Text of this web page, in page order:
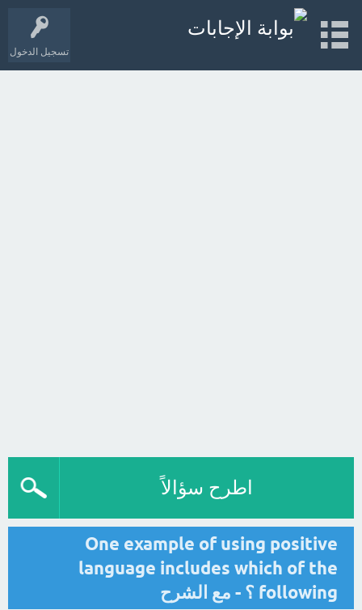
تسجيل الدخول
اطرح سؤالاً
One example of using positive
language includes which of the
following ؟ - مع الشرح